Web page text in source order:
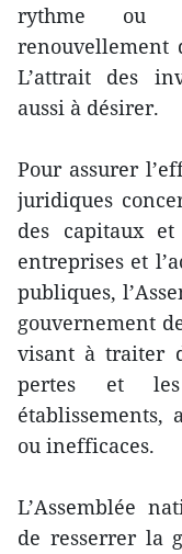
rythme ou
renouvellement
L’attrait des
aussi à désirer.
Pour assurer
juridiques
des capitaux
entreprises et
publiques,
gouvernement
visant à traiter
pertes et les
ou inefficaces.
L’Assemblée
de resserrer la